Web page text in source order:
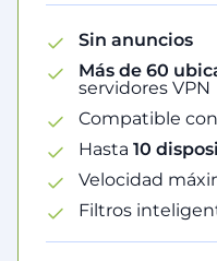
Sin anuncios
Más de 60
servidores VPN
Compatible
Hasta10
Velocidad
Filtros